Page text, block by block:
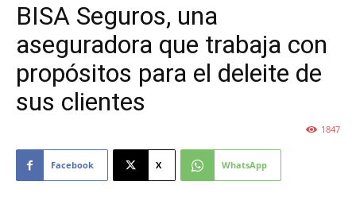
BISA Seguros, una
aseguradora que trabaja con
propósitos para el deleite de
sus clientes
1847
Facebook X WhatsApp